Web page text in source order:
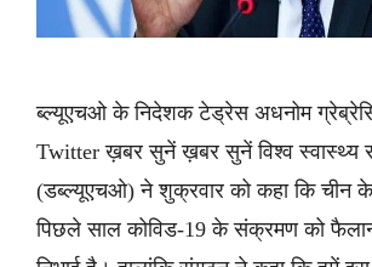
ब्ल्यूएचओ के निदेशक टेड्रेस अधनोम
Twitter ख़बर सुनें ख़बर सुनें विश्व स्वास्थ्य
(डब्ल्यूएचओ) ने शुक्रवार को कहा कि चीन के
पिछले साल कोविड-19 के संक्रमण को